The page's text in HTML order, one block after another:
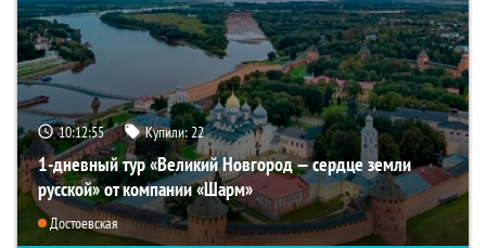
10:12:54 Купили:22
1-дневный тур «Великий Новгород — сердце земли
русской» от компании «Шарм»
Достоевская